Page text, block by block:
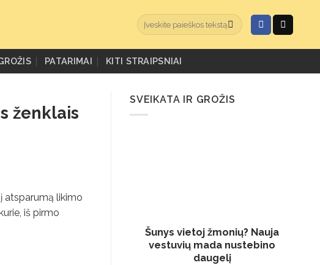
PATARIMAI KITI STRAIPSNIAI
ženklais
atsparumą likimo
iš pirmo
SVEIKATA IR GROŽIS
Šunys vietoj žmonių? Nauja
vestuvių mada nustebino
daugelį